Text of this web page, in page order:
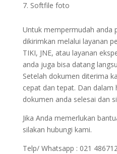
Softfile foto
Untuk mempermudah anda
dikirimkan melalui layanan
TIKI, JNE, atau layanan
anda juga bisa datang
Setelah dokumen diterima
cepat dan tepat. Dan dalam
dokumen anda selesai dan
Jika Anda memerlukan
silakan hubungi kami.
Telp/ Whatsapp : 021